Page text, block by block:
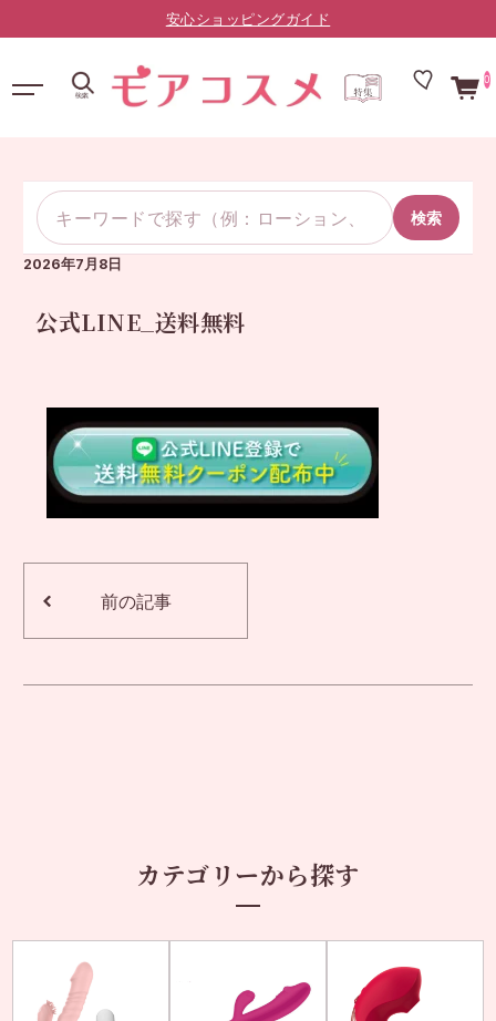
0
検索
2026年7月8日
公式LINE_送料無料
前の記事
カテゴリーから探す
安心ショッピングガイド